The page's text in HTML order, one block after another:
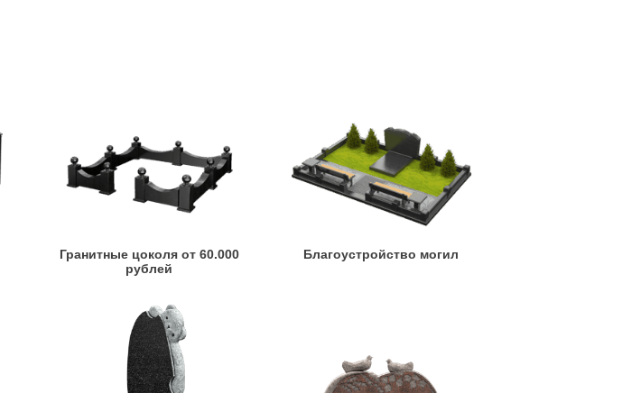
Гранитные цоколя от 60.000
рублей
Благоустройство могил